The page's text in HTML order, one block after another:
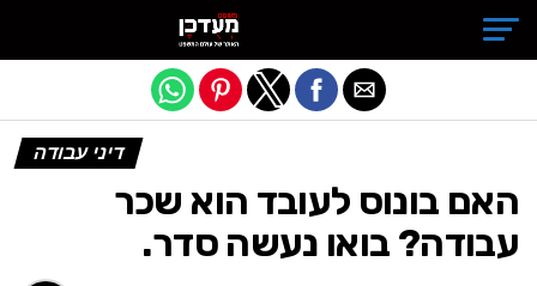
דיני עבודה
האם בונוס לעובד הוא שכר
עבודה? בואו נעשה סדר.
Exit mobile version